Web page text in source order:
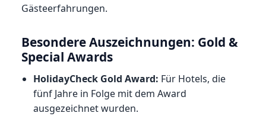
Gästeerfahrungen.
Besondere Auszeichnungen: Gold &
Special Awards
HolidayCheck Gold Award: Für Hotels, die
fünf Jahre in Folge mit dem Award
ausgezeichnet wurden.